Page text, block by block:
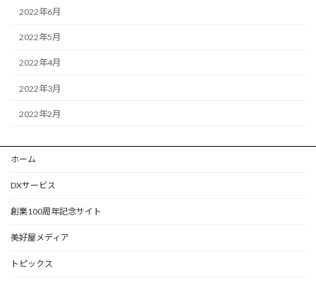
2022年6月
2022年5月
2022年4月
2022年3月
2022年2月
ホーム
DXサービス
創業100周年記念サイト
美好屋メディア
トピックス